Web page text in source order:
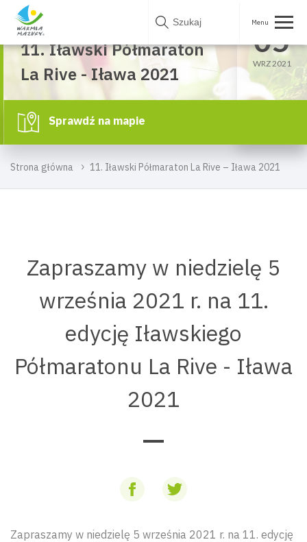
Skip
Strona główna 11. Iławski Półmaraton La Rive – Iława 2021
Iława
11. Iławski Półmaraton
La Rive - Iława 2021
NIE.
05
WRZ 2021
Sprawdź na mapie
Zapraszamy w niedzielę 5
września 2021 r. na 11.
edycję Iławskiego
Półmaratonu La Rive - Iława
2021
Zapraszamy w niedzielę 5 września 2021 r. na 11. edycję